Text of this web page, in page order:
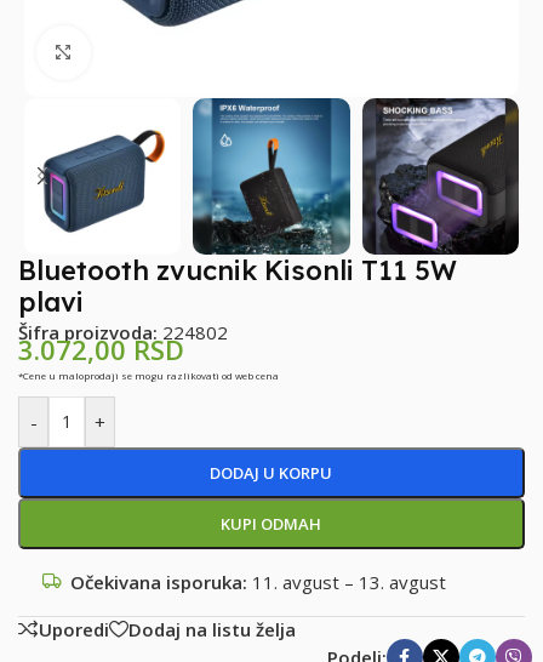
Bluetooth zvucnik Kisonli T11 5W
plavi
Šifra proizvoda: 224802
3.072,00RSD
*Cene u maloprodaji se mogu razlikovati od web cena
- +
DODAJ U KORPU
KUPI ODMAH
Očekivana isporuka: 11. avgust – 13. avgust
Uporedi
Dodaj na listu želja